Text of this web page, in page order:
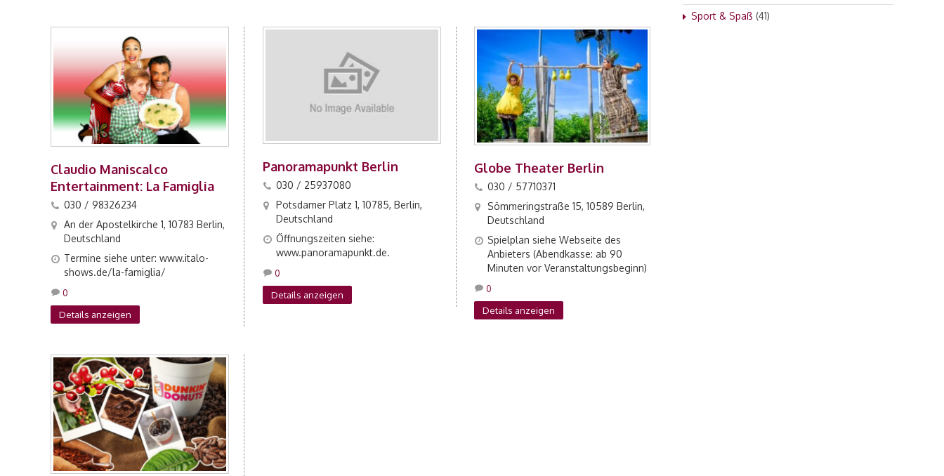
Claudio Maniscalco
Entertainment: La Famiglia
030 / 98326234
An der Apostelkirche 1, 10783 Berlin,
Deutschland
Termine siehe unter: www.italo-
shows.de/la-famiglia/
Details anzeigen
0
Panoramapunkt Berlin
030 / 25937080
Potsdamer Platz 1, 10785, Berlin,
Deutschland
Öffnungszeiten siehe:
www.panoramapunkt.de.
Details anzeigen
0
Globe Theater Berlin
030 / 57710371
Sömmeringstraße 15, 10589 Berlin,
Deutschland
Spielplan siehe Webseite des
Anbieters (Abendkasse: ab 90
Minuten vor Veranstaltungsbeginn)
Details anzeigen
0
Sport & Spaß (41)